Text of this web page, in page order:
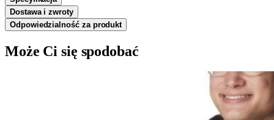
Dostawa i zwroty
Odpowiedzialność za produkt
Może Ci się spodobać